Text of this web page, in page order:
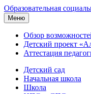
Образовательная
Меню
Обзор
Детский проект
Аттестация
Детский сад
Начальная школа
Школа